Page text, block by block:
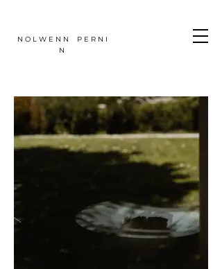
N O L W E N N P E R N I
N